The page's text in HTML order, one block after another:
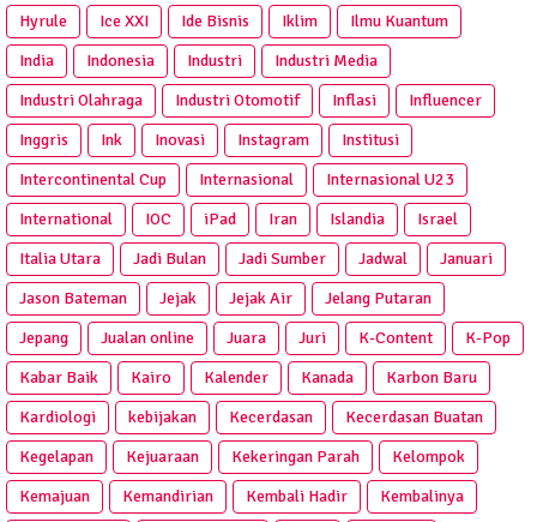
Hyrule Ice XXI Ide Bisnis Iklim
Ilmu Kuantum
India
Indonesia Industri
Industri Media
Industri Olahraga
Industri Otomotif Inflasi
Influencer
Inggris
Ink Inovasi Instagram
Institusi
Intercontinental Cup
Internasional
Internasional U23
International
IOC iPad Iran Islandia
Israel
Italia Utara
Jadi Bulan Jadi Sumber Jadwal
Januari
Jason Bateman
Jejak Jejak Air
Jelang Putaran
Jepang
Jualan online Juara Juri K-Content
K-Pop
Kabar Baik
Kairo Kalender Kanada
Karbon Baru
Kardiologi
kebijakan Kecerdasan
Kecerdasan Buatan
Kegelapan
Kejuaraan Kekeringan Parah
Kelompok
Kemajuan
Kemandirian Kembali Hadir
Kembalinya